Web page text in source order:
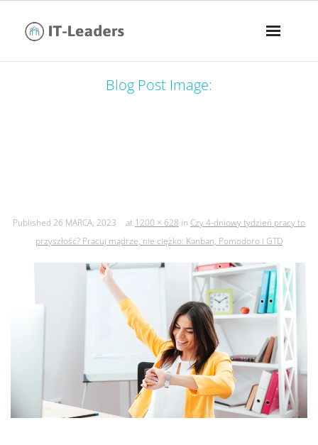
Blog Post Image:
Published 26 MARCA, 2023 at 1200 × 628 in Czy 4-dniowy tydzień pracy to
przyszłość? Pracuj mądrze, nie ciężko: Kanban, Pomodoro i GTD